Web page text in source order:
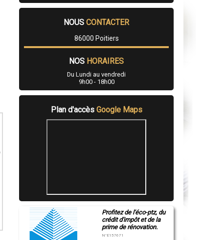
NOUS CONTACTER
86000 Poitiers
NOS HORAIRES
Du Lundi au vendredi
9h00 - 18h00
Plan d'accès Google Maps
Profitez de l'éco-ptz, du
crédit d'impôt et de la
prime de rénovation.
N°E157671